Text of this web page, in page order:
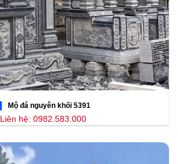
Mộ đá nguyên khối 5391
Liên hệ: 0982.583.000